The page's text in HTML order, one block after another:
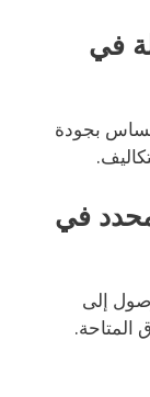
في
بجودة
في
إلى